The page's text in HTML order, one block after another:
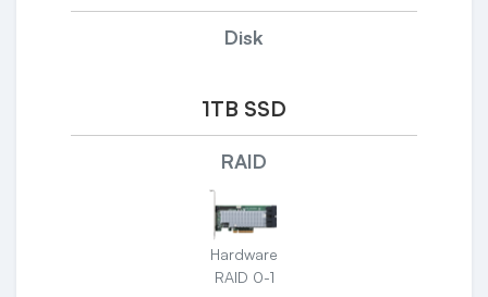
Disk
1TB SSD
RAID
Hardware
RAID 0-1